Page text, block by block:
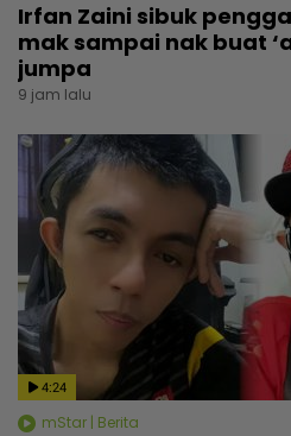
Irfan Zaini sibuk
mak sampai nak buat
jumpa
9 jam lalu
4:24
mStar | Berita